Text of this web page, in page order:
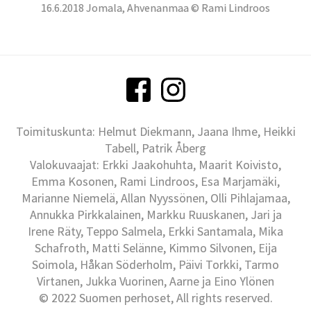
16.6.2018 Jomala, Ahvenanmaa © Rami Lindroos
Toimituskunta: Helmut Diekmann, Jaana Ihme, Heikki
Tabell, Patrik Åberg
Valokuvaajat: Erkki Jaakohuhta, Maarit Koivisto,
Emma Kosonen, Rami Lindroos, Esa Marjamäki,
Marianne Niemelä, Allan Nyyssönen, Olli Pihlajamaa,
Annukka Pirkkalainen, Markku Ruuskanen, Jari ja
Irene Räty, Teppo Salmela, Erkki Santamala, Mika
Schafroth, Matti Selänne, Kimmo Silvonen, Eija
Soimola, Håkan Söderholm, Päivi Torkki, Tarmo
Virtanen, Jukka Vuorinen, Aarne ja Eino Ylönen
© 2022 Suomen perhoset, All rights reserved.